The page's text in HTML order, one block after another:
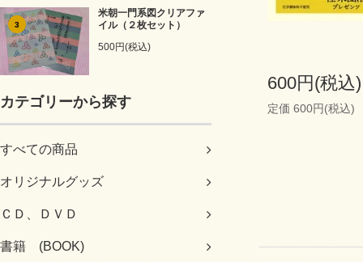
3
米朝一門系図クリアファ
イル（２枚セット）
500円(税込)
カテゴリーから探す
すべての商品
オリジナルグッズ
ＣＤ、ＤＶＤ
書籍 (BOOK)
600円(税込)
定価 600円(税込)